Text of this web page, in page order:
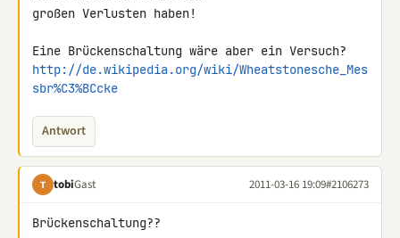
großen Verlusten haben!
http://de.wikipedia.org/wiki/Wheatstonesche_Mes
sbr%C3%BCcke
Antwort
T tobiGast 2011-03-16 19:09#2106273
Brückenschaltung??